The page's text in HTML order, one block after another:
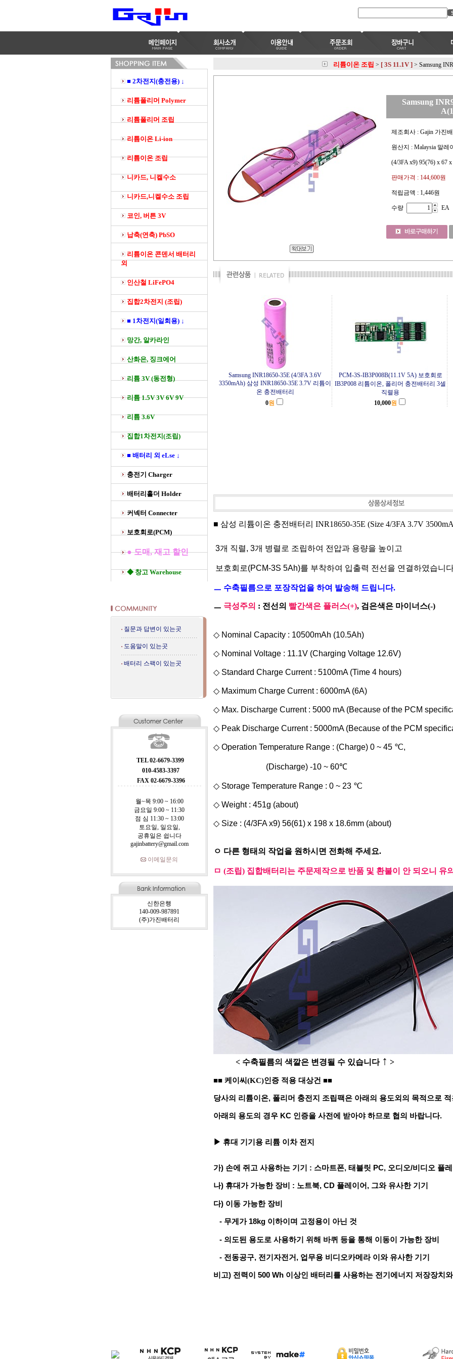
■ 2차전지(충전용) ↓
리튬폴리머 Polymer
리튬폴리머 조립
리튬이온 Li-ion
리튬이온 조립
니카드, 니켈수소
니카드,니켈수소 조립
코인, 버튼 3V
납축(연축) PbSO
리튬이온 콘덴서 배터리
외
인산철 LiFePO4
집합2차전지 (조립)
■ 1차전지(일회용) ↓
망간, 알카라인
산화은, 징크에어
리튬 3V (동전형)
리튬 1.5V 3V 6V 9V
리튬 3.6V
집합1차전지(조립)
■ 배터리 외 eLse ↓
충전기 Charger
배터리홀더 Holder
커넥터 Connecter
보호회로(PCM)
● 도매, 재고 할인
◆ 창고 Warehouse
질문과 답변이 있는곳
도움말이 있는곳
배터리 스팩이 있는곳
TEL 02-6679-3399
010-4583-3397
FAX 02-6679-3396
월~목 9:00 ~ 16:00
금요일 9:00 ~ 11:30
점 심 11:30 ~ 13:00
토요일, 일요일,
공휴일은 쉽니다
gajinbattery@gmail.com
이메일문의
신한은행
140-009-987891
(주)가진배터리
리튬이온 조립 > [ 3S 11.1V ] > Samsung
Samsung
제조회사 : Gajin 가진배
원산지 : Malaysia 말레
(4/3FA x9) 95(76) x 67
판매가격 : 144,600원
적립금액 : 1,446원
수량 EA
Samsung INR18650-35E (4/3FA 3.6V
3350mAh) 삼성 INR18650-35E 3.7V 리튬이
온 충전배터리
PCM-3S-IB3P008B(11.1V 5A) 보호회로
IB3P008 리튬이온, 폴리머 충전배터리 3셀
직렬용
0원 10,000원
■ 삼성 리튬이온 충전배터리 INR18650-35E (Size 4/3FA 3.7V
3개 직렬, 3개 병렬로 조립하여 전압과 용량을 높이고
보호회로(PCM-3S 5Ah)를 부착하여 입출력 전선을 연결하였습니
ㅡ 수축필름으로 포장작업을 하여 발송해 드립니다.
ㅡ 극성주의 : 전선의 빨간색은 플러스(+), 검은색은 마이너스(-)
◇ Nominal Capacity : 10500mAh (10.5Ah)
◇ Nominal Voltage : 11.1V (Charging Voltage 12.6V)
◇ Standard Charge Current : 5100mA (Time 4 hours)
◇ Maximum Charge Current : 6000mA (6A)
◇ Max. Discharge Current : 5000 mA (Because of the PCM
◇ Peak Discharge Current : 5000mA (Because of the PCM
◇ Operation Temperature Range : (Charge) 0 ~ 45 ℃,
(Discharge) -10 ~ 60℃
◇ Storage Temperature Range : 0 ~ 23 ℃
◇ Weight : 451g (about)
◇ Size : (4/3FA x9) 56(61) x 198 x 18.6mm (about)
ㅇ 다른 형태의 작업을 원하시면 전화해 주세요.
ㅁ (조립) 집합배터리는 주문제작으로 반품 및 환불이 안 되오니 유
< 수축필름의 색깔은 변경될 수 있습니다 ↑ >
■■ 케이씨(KC)인증 적용 대상건 ■■
당사의 리튬이온, 폴리머 충전지 조립팩은 아래의 용도외의 목적으로
아래의 용도의 경우 KC 인증을 사전에 받아야 하므로 협의 바랍니다.
▶ 휴대 기기용 리튬 이차 전지
가) 손에 쥐고 사용하는 기기 : 스마트폰, 태블릿 PC, 오디오/비디오 플
나) 휴대가 가능한 장비 : 노트북, CD 플레이어, 그와 유사한 기기
다) 이동 가능한 장비
- 무게가 18kg 이하이며 고정용이 아닌 것
- 의도된 용도로 사용하기 위해 바퀴 등을 통해 이동이 가능한 장비
- 전동공구, 전기자전거, 업무용 비디오카메라 이와 유사한 기기
비고) 전력이 500 Wh 이상인 배터리를 사용하는 전기에너지 저장장치